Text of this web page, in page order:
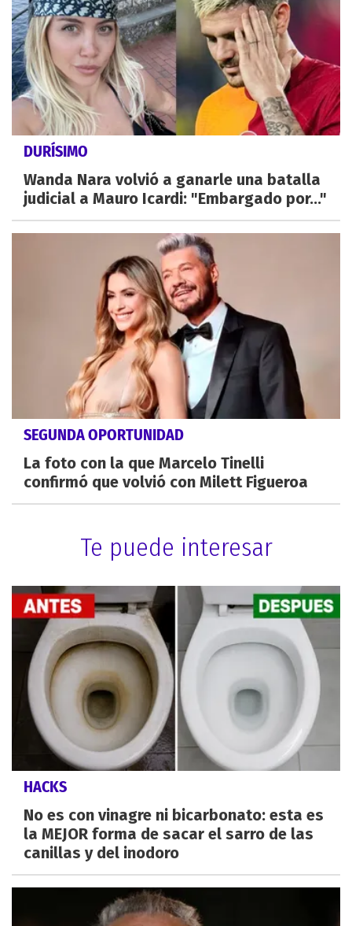
DURÍSIMO
Wanda Nara volvió a ganarle una batalla
judicial a Mauro Icardi: "Embargado por..."
SEGUNDA OPORTUNIDAD
La foto con la que Marcelo Tinelli
confirmó que volvió con Milett Figueroa
Te puede interesar
HACKS
No es con vinagre ni bicarbonato: esta es
la MEJOR forma de sacar el sarro de las
canillas y del inodoro